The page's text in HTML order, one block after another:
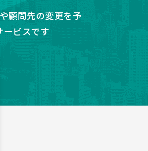
顧問先の変更を予
ービスです